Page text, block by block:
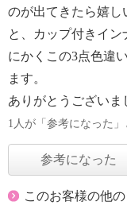
のが出てきたら嬉し
と、カップ付きイ
にかくこの3点色違
ます。
ありがとうございま
1人が「参考になった
参考になった
このお客様の他